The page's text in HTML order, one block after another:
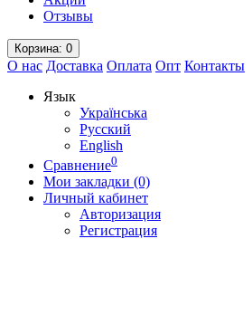
Отзывы
Корзина: 0
О нас Доставка Оплата Опт Контакты
Язык
Українська
Русский
English
Сравнение0
Мои закладки (0)
Личный кабинет
Авторизация
Регистрация